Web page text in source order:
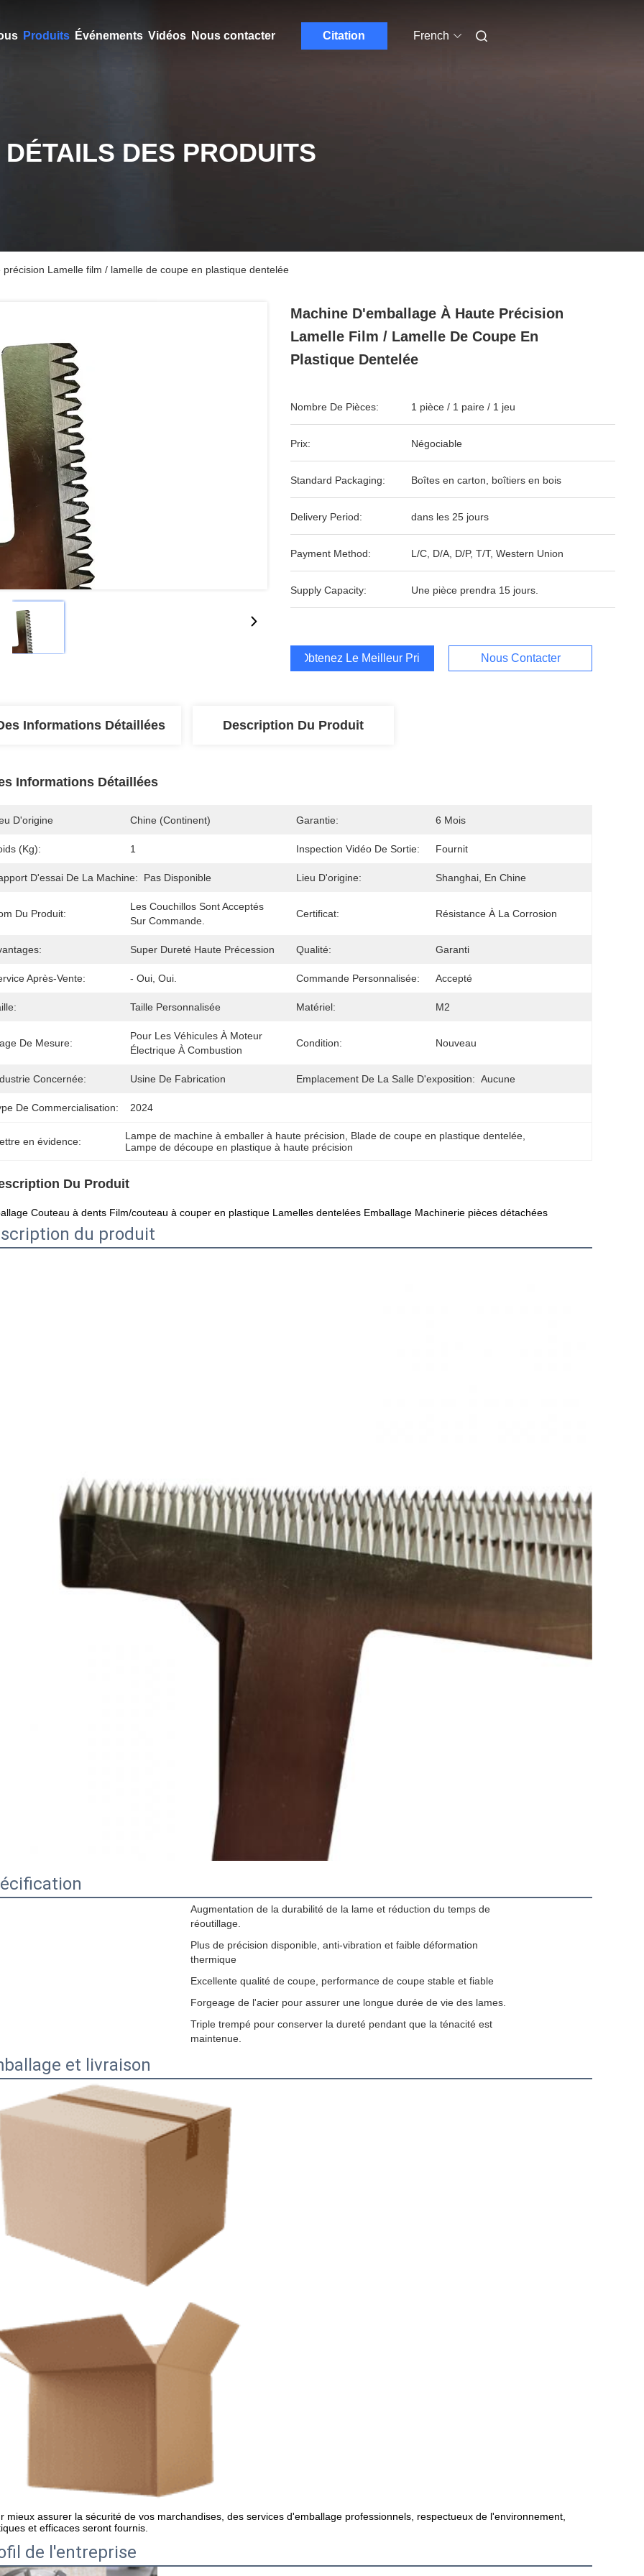
Produits Événements Vidéos Nous contacter Citation French
DÉTAILS DES PRODUITS
Lamelle film / lamelle de coupe en plastique dentelée
Machine D'emballage À Haute Précision
Lamelle Film / Lamelle De Coupe En
Plastique Dentelée
Nombre De Pièces: 1 pièce / 1 paire / 1 jeu
Prix: Négociable
Standard Packaging: Boîtes en carton, boîtiers en bois
Delivery Period: dans les 25 jours
Payment Method: L/C, D/A, D/P, T/T, Western Union
Supply Capacity: Une pièce prendra 15 jours.
Obtenez Le Meilleur Prix Nous Contacter
Informations Détaillées Description Du Produit
Informations Détaillées
D'origine Chine (continent) Garantie: 6 Mois
(kg): 1 Inspection Vidéo De Sortie: Fournit
D'essai De La Machine: Pas Disponible Lieu D'origine: Shanghai, En Chine
Du Produit:
Les Couchillos Sont Acceptés
Sur Commande.
Certificat: Résistance À La Corrosion
Super Dureté Haute Précession Qualité: Garanti
Après-Vente: - Oui, Oui. Commande Personnalisée: Accepté
Taille Personnalisée Matériel: M2
De Mesure:
Pour Les Véhicules À Moteur
Électrique À Combustion
Condition: Nouveau
Concernée: Usine De Fabrication Emplacement De La Salle D'exposition: Aucune
De Commercialisation: 2024
en évidence: Lampe de machine à emballer à haute précision Blade de coupe en plastique dentelée
Lampe de découpe en plastique à haute précision
Du Produit
Couteau à dents Film/couteau à couper en plastique Lamelles dentelées Emballage Machinerie pièces détachées
du produit
Augmentation de la durabilité de la lame et réduction du temps de
réoutillage.
Plus de précision disponible, anti-vibration et faible déformation
thermique
Excellente qualité de coupe, performance de coupe stable et fiable
Forgeage de l'acier pour assurer une longue durée de vie des lames.
Triple trempé pour conserver la dureté pendant que la ténacité est
maintenue.
et livraison
mieux assurer la sécurité de vos marchandises, des services d'emballage professionnels, respectueux de l'environnement,
et efficaces seront fournis.
de l'entreprise